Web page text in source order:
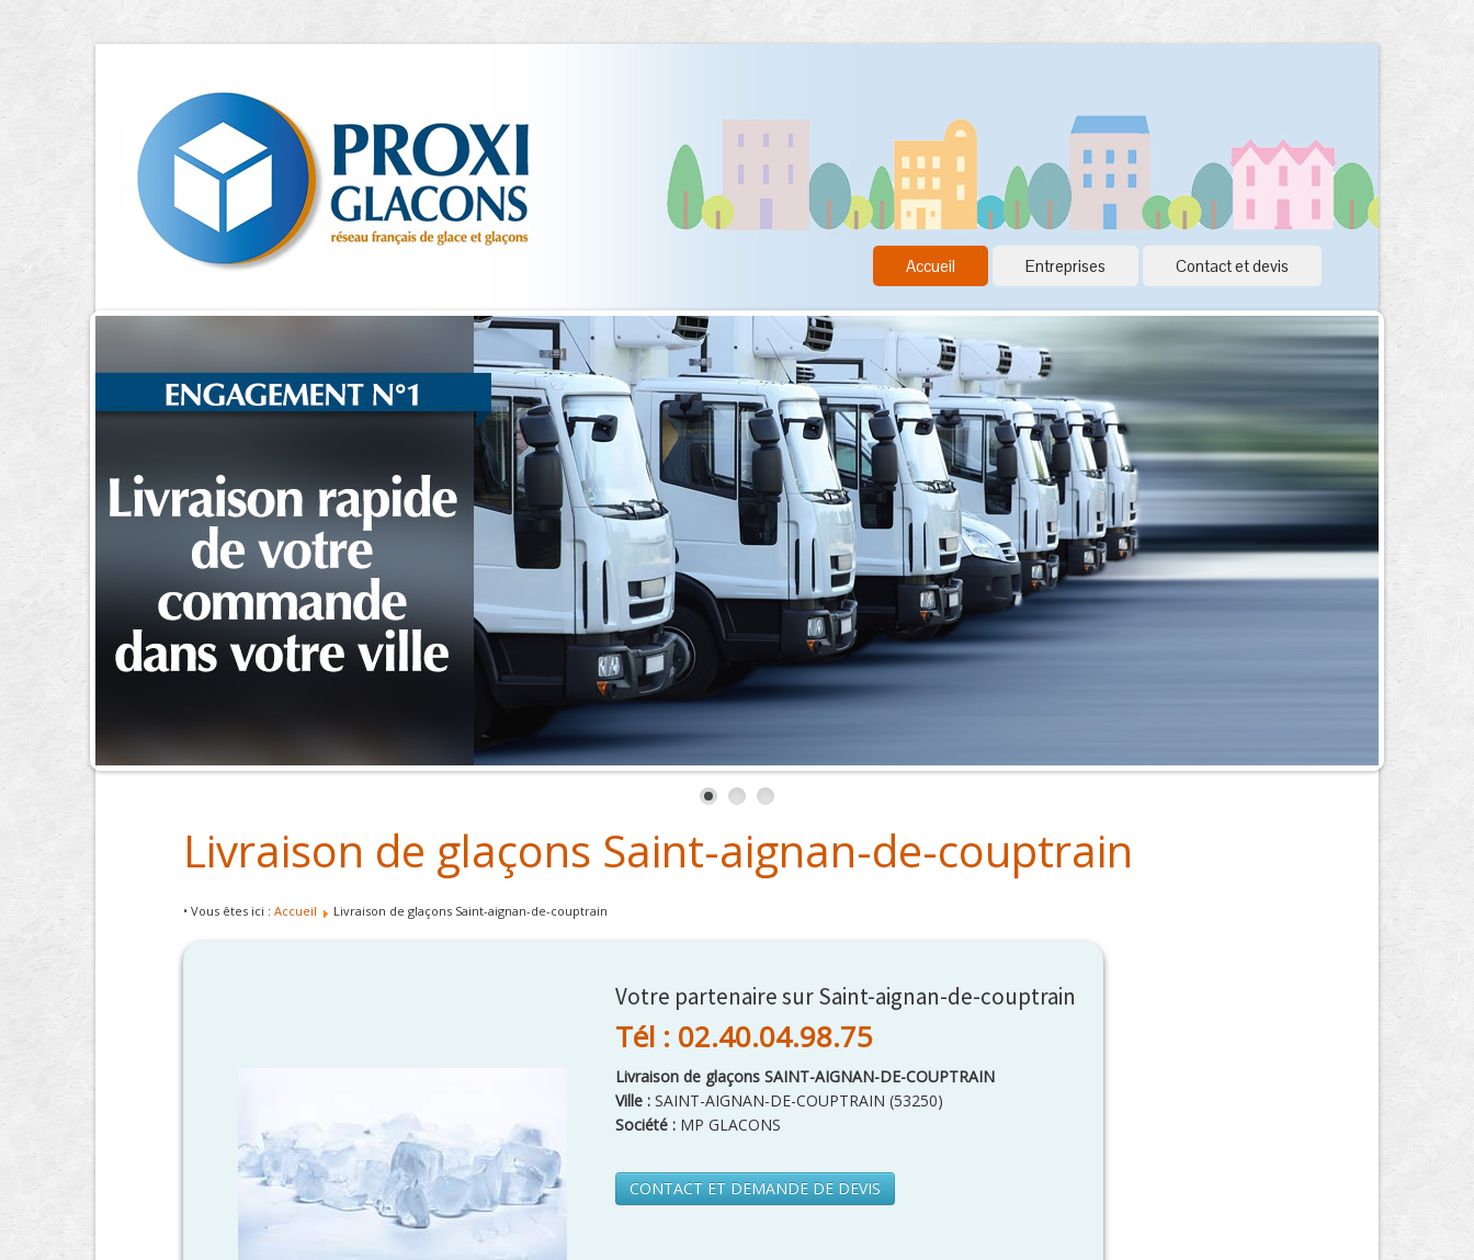
Accueil Entreprises Contact et devis
Livraison de glaçons Saint-aignan-de-couptrain
• Vous êtes ici : Accueil Livraison de glaçons Saint-aignan-de-couptrain
Votre partenaire sur Saint-aignan-de-couptrain
Tél : 02.40.04.98.75
Livraison de glaçons SAINT-AIGNAN-DE-COUPTRAIN
Ville : SAINT-AIGNAN-DE-COUPTRAIN (53250)
Société : MP GLACONS
CONTACT ET DEMANDE DE DEVIS